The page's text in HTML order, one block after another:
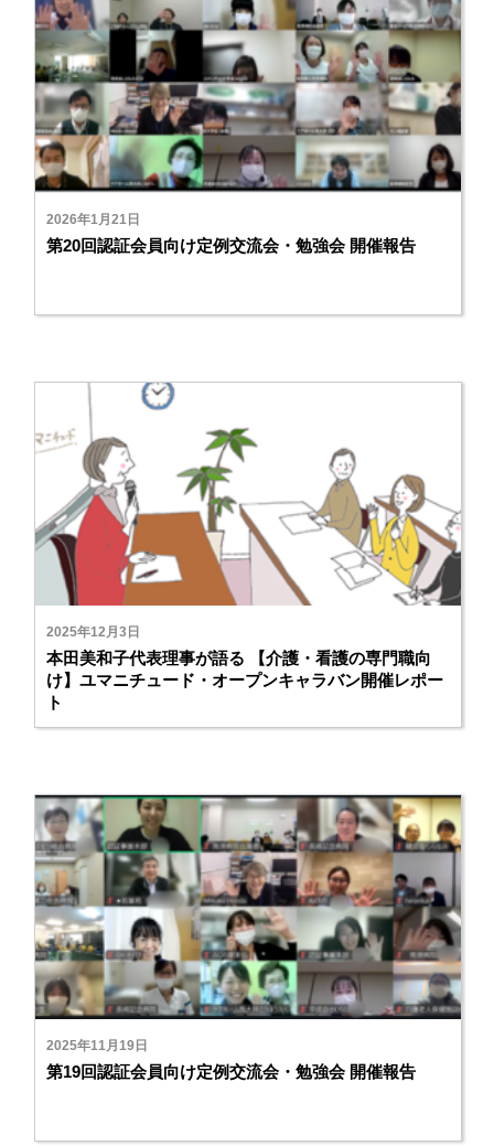
2026年1月21日
第20回認証会員向け定例交流会・勉強会 開催報告
2025年12月3日
本田美和子代表理事が語る 【介護・看護の専門職向
け】ユマニチュード・オープンキャラバン開催レポー
ト
2025年11月19日
第19回認証会員向け定例交流会・勉強会 開催報告